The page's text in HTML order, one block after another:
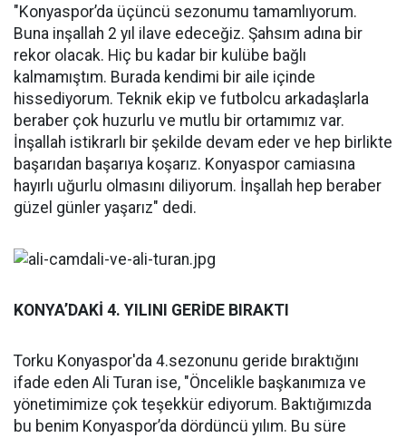
"Konyaspor’da üçüncü sezonumu tamamlıyorum.
Buna inşallah 2 yıl ilave edeceğiz. Şahsım adına bir
rekor olacak. Hiç bu kadar bir kulübe bağlı
kalmamıştım. Burada kendimi bir aile içinde
hissediyorum. Teknik ekip ve futbolcu arkadaşlarla
beraber çok huzurlu ve mutlu bir ortamımız var.
İnşallah istikrarlı bir şekilde devam eder ve hep birlikte
başarıdan başarıya koşarız. Konyaspor camiasına
hayırlı uğurlu olmasını diliyorum. İnşallah hep beraber
güzel günler yaşarız" dedi.
KONYA’DAKİ 4. YILINI GERİDE BIRAKTI
Torku Konyaspor'da 4.sezonunu geride bıraktığını
ifade eden Ali Turan ise, "Öncelikle başkanımıza ve
yönetimimize çok teşekkür ediyorum. Baktığımızda
bu benim Konyaspor’da dördüncü yılım. Bu süre